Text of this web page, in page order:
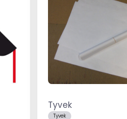
Tyvek
Tyvek